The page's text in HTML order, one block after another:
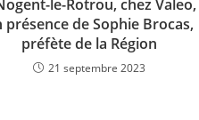
le-Rotrou, chez Valeo,
présence de Sophie Brocas,
préfète de la Région
21 septembre 2023